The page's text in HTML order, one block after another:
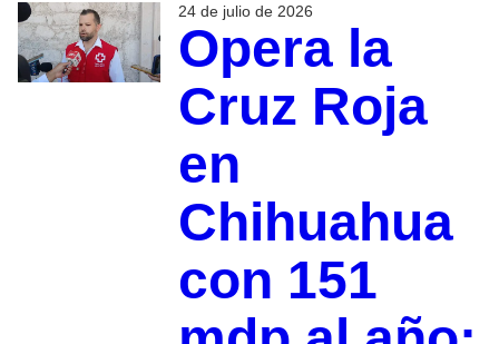
24 de julio de 2026
Opera la
Cruz Roja
en
Chihuahua
con 151